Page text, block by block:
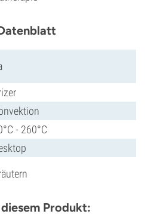
- 260°C
Produkt: